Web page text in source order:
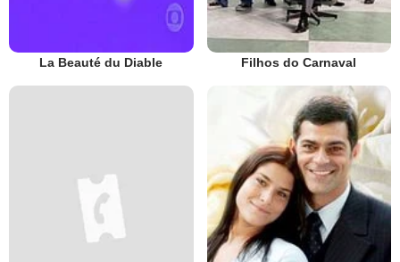
La Beauté du Diable Filhos do Carnaval